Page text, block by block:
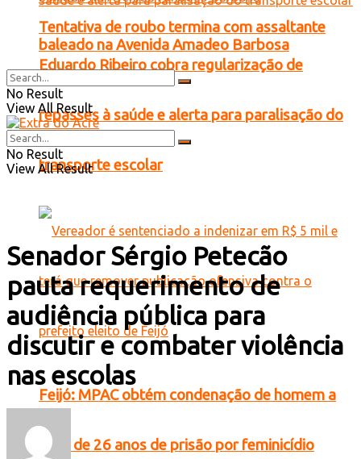
Eduardo Ribeiro cobra regularização de
repasses à saúde e alerta para paralisação do
transporte escolar
Feijó: MPAC obtém condenação de homem a
mais de 26 anos de prisão por feminicídio
Tentativa de roubo termina com assaltante
baleado na Avenida Amadeo Barbosa
No Result
View All Result
No Result
View All Result
Senador Sérgio Petecão
pauta requerimento de
audiência pública para
discutir e combater violência
nas escolas